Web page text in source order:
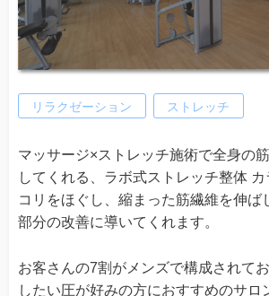
リラクゼーション ストレッチ
マッサージ×ストレッチ施術で全身の
してくれる、ラボ式ストレッチ整体 カ
コリをほぐし、縮まった筋繊維を伸ば
部分の改善に導いてくれます。
お客さんの7割がメンズで構成されて
したい圧が好みの方におすすめのサロ